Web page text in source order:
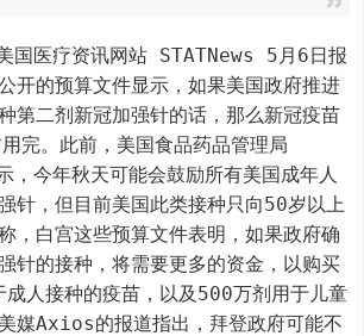
开的预算文件显示，如果美国政府推进
第二剂新冠加强针的话，那么新冠疫苗
完。此前，美国食品药品管理局
，今年秋天可能会鼓励所有美国成年人
针，但目前美国此类接种只向50岁以上
，白宫这些预算文件表明，如果政府确
针的接种，将需要更多的资金，以购买
人接种的疫苗，以及500万剂用于儿童
媒Axios的报道指出，拜登政府可能不